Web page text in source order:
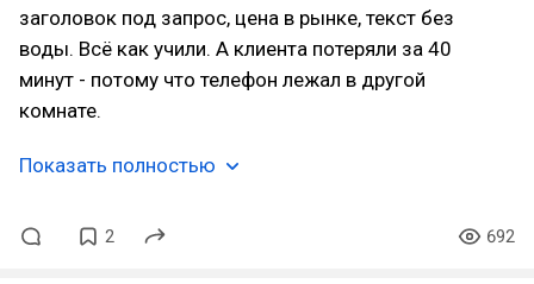
заголовок под запрос, цена в рынке, текст без
воды. Всё как учили. А клиента потеряли за 40
минут - потому что телефон лежал в другой
комнате.
Показать полностью
2 692